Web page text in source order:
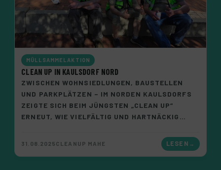
MÜLLSAMMELAKTION
CLEAN UP IN KAULSDORF NORD
ZWISCHEN WOHNSIEDLUNGEN, BAUSTELLEN
UND PARKPLÄTZEN – IM NORDEN KAULSDORFS
ZEIGTE SICH BEIM JÜNGSTEN „CLEAN UP“
ERNEUT, WIE VIELFÄLTIG UND HARTNÄCKIG…
31.08.2025 CLEANUP MAHE LESEN